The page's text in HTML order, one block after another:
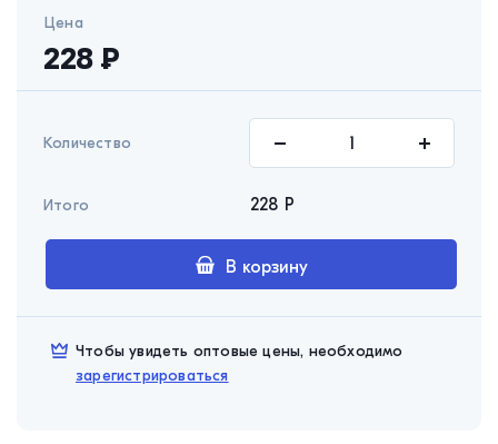
Цена
228 ₽
Количество
Итого 228 Р
В корзину
Чтобы увидеть оптовые цены, необходимо
зарегистрироваться